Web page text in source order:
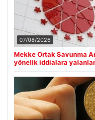
07/08/2026
Mekke Ortak Savunma
yönelik iddialara